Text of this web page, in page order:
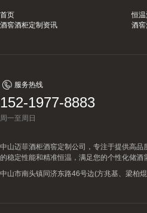
首页 恒
酒窖酒柜定制资讯
酒
服务热线
152-1977-8883
周一至周日
中山迈菲酒柜酒窖定制公司，专注于提供高
的稳定性能和精准恒温，满足您的个性化储
中山市南头镇同济东路46号边(方兆基、梁柏